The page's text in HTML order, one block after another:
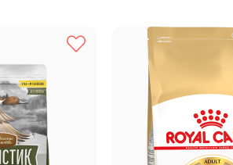
%, жир 20 %, клетчатка 2,9 %, зола 8,5